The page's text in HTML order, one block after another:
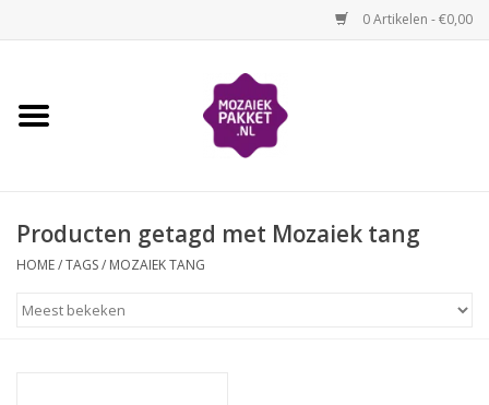
0 Artikelen - €0,00
Home
Volwassenen
Producten getagd met Mozaiek tang
HOME/TAGS/ MOZAIEK TANG